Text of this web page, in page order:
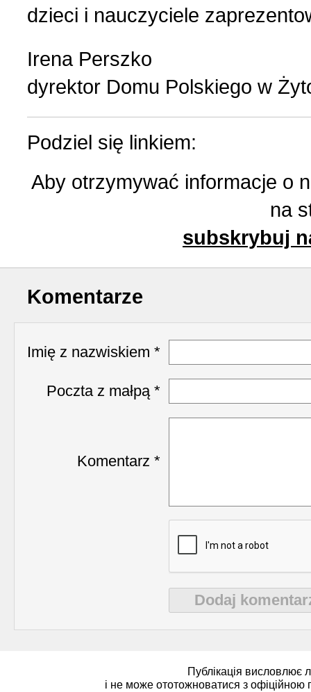
dzieci i nauczyciele
Irena Perszko
dyrektor Domu Polskiego w
Podziel się linkiem:
Aby otrzymywać informacje o
na
subskrybuj
Komentarze
Imię z nazwiskiem *
Poczta z małpą *
Komentarz *
Dodaj
Публікація висловлює
і не може ототожноватися з офіційною